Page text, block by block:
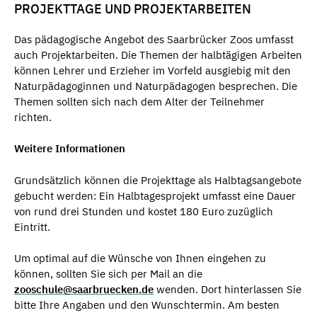
PROJEKTTAGE UND PROJEKTARBEITEN
Das pädagogische Angebot des Saarbrücker Zoos umfasst
auch Projektarbeiten. Die Themen der halbtägigen Arbeiten
können Lehrer und Erzieher im Vorfeld ausgiebig mit den
Naturpädagoginnen und Naturpädagogen besprechen. Die
Themen sollten sich nach dem Alter der Teilnehmer
richten.
Weitere Informationen
Grundsätzlich können die Projekttage als Halbtagsangebote
gebucht werden: Ein Halbtagesprojekt umfasst eine Dauer
von rund drei Stunden und kostet 180 Euro zuzüglich
Eintritt.
Um optimal auf die Wünsche von Ihnen eingehen zu
können, sollten Sie sich per Mail an die
zooschule@saarbruecken.de wenden. Dort hinterlassen Sie
bitte Ihre Angaben und den Wunschtermin. Am besten